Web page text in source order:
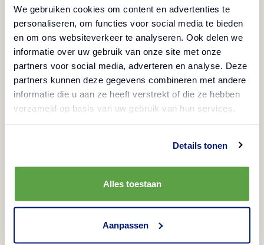
We gebruiken cookies om content en advertenties te
personaliseren, om functies voor social media te bieden
en om ons websiteverkeer te analyseren. Ook delen we
informatie over uw gebruik van onze site met onze
partners voor social media, adverteren en analyse. Deze
partners kunnen deze gegevens combineren met andere
informatie die u aan ze heeft verstrekt of die ze hebben
verzameld op basis van uw gebruik van hun services.
Details tonen
Alles toestaan
Aanpassen
Descrizione
Prodotto surgelato
Vegetariano
Rinnova il tuo menù con le nostre Wavy Blends
gustoso sapore di paprika, sono la base ideale per